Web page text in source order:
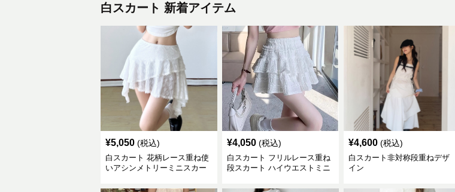
白スカート 新着アイテム
¥5,050 (税込)
白スカート 花柄レース重ね使
いアシンメトリーミニスカー
¥4,050 (税込)
白スカート フリルレース重ね
段スカート ハイウエストミニ
¥4,600 (税込)
白スカート非対称段重ねデザ
イン